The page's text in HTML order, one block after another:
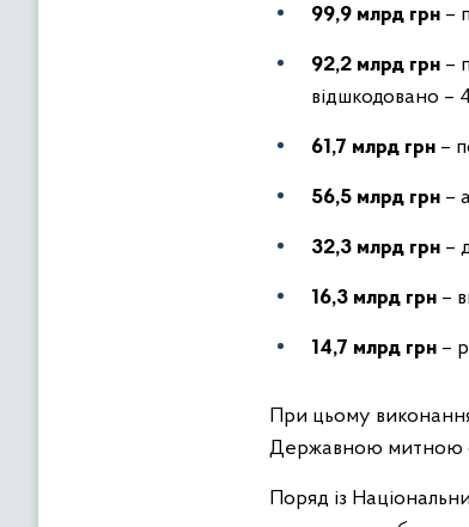
99,9 млрд грн –
92,2 млрд грн –
відшкодовано –
61,7 млрд грн –
56,5 млрд грн –
32,3 млрд грн –
16,3 млрд грн –
14,7 млрд грн –
При цьому
Державною митною
Поряд із